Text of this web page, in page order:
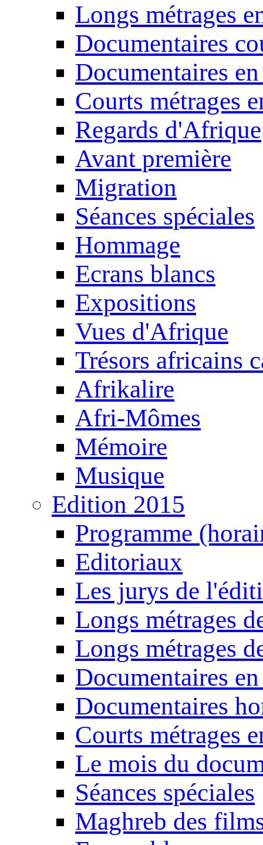
Longs métrages
Documentaires
Documentaires
Courts métrages
Regards d'Afrique
Avant première
Migration
Séances spéciales
Hommage
Ecrans blancs
Expositions
Vues d'Afrique
Trésors africains
Afrikalire
Afri-Mômes
Mémoire
Musique
Edition 2015
Programme
Editoriaux
Les jurys de
Longs métrages
Longs métrages
Documentaires
Documentaires
Courts métrages
Le mois du
Séances spéciales
Maghreb des